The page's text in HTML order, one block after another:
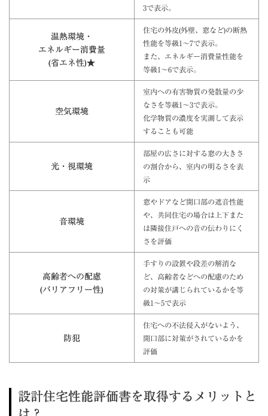
3で表示。
温熱環境・
エネルギー消費量
(省エネ性)★
住宅の外皮(外壁、窓など)の断熱
性能を等級1～7で表示。
また、エネルギー消費量性能を
等級1～6で表示。
空気環境
室内への有害物質の発散量の少
なさを等級1～3で表示。
化学物質の濃度を実測して表示
することも可能
光・視環境
部屋の広さに対する窓の大きさ
の割合から、室内の明るさを表
示
音環境
窓やドアなど開口部の遮音性能
や、共同住宅の場合は上下また
は隣接住戸への音の伝わりにく
さを評価
高齢者への配慮
(バリアフリー性)
手すりの設置や段差の解消な
ど、高齢者などへの配慮のため
の対策が講じられているかを等
級1～5で表示
防犯
住宅への不法侵入がないよう、
開口部に対策がされているかを
評価
設計住宅性能評価書を取得するメリットと